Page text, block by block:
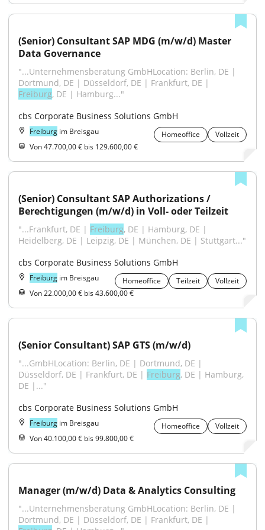
(Senior) Consultant SAP MDG (m/w/d) Master
Data Governance
"...Unternehmensberatung GmbHLocation: Berlin, DE |
Freiburg, DE | Hamburg..."
cbs Corporate Business Solutions GmbH
Freiburg im Breisgau Homeoffice
Vollzeit
Von 47.700,00 € bis 129.600,00 €
(Senior) Consultant SAP Authorizations /
Berechtigungen (m/w/d) in Voll- oder Teilzeit
"...Frankfurt, DE | Freiburg, DE | Hamburg, DE |
Heidelberg, DE | Leipzig, DE | München, DE | Stuttgart..."
cbs Corporate Business Solutions GmbH
Freiburg im Breisgau Homeoffice Teilzeit
Vollzeit
Von 22.000,00 € bis 43.600,00 €
(Senior Consultant) SAP GTS (m/w/d)
"...GmbHLocation: Berlin, DE | Dortmund, DE |
Düsseldorf, DE | Frankfurt, DE | Freiburg, DE | Hamburg,
DE |..."
cbs Corporate Business Solutions GmbH
Freiburg im Breisgau Homeoffice
Vollzeit
Von 40.100,00 € bis 99.800,00 €
Manager (m/w/d) Data & Analytics Consulting
"...Unternehmensberatung GmbHLocation: Berlin, DE |